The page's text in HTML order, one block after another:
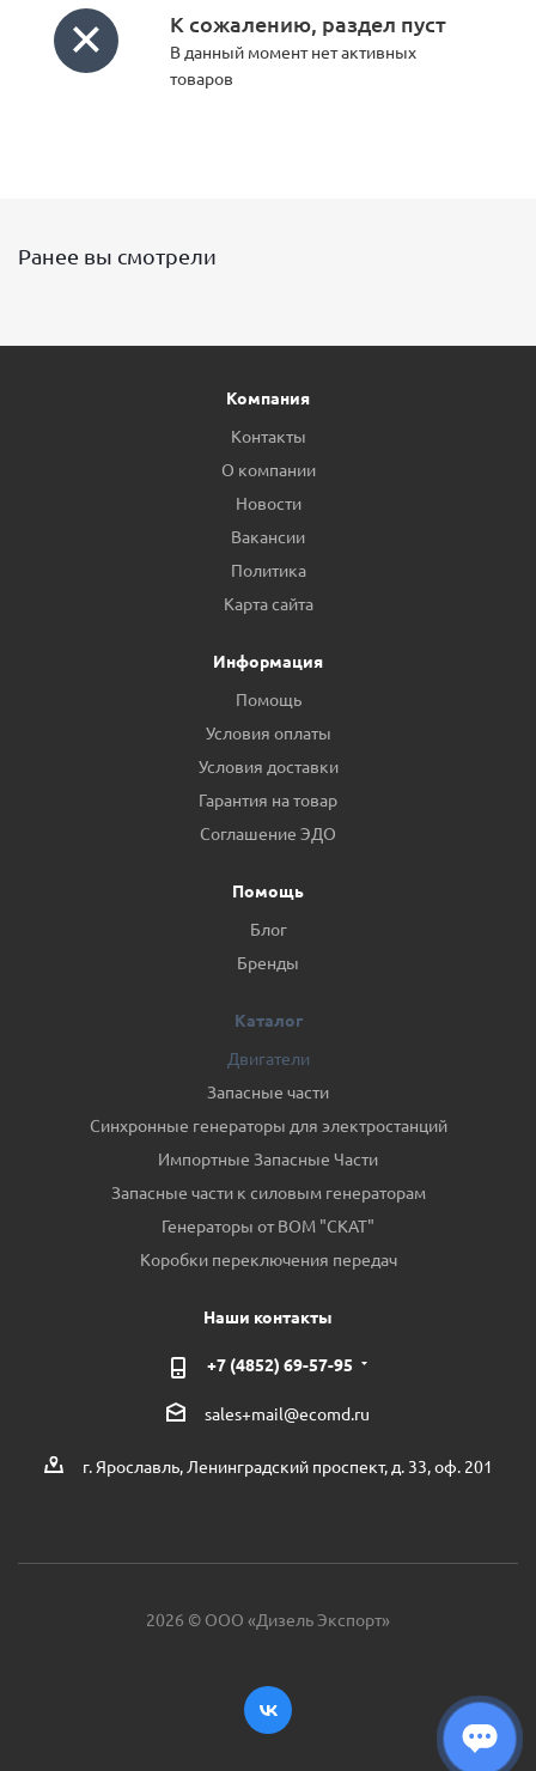
К сожалению, раздел пуст
В данный момент нет активных
товаров
Ранее вы смотрели
Компания
Контакты
О компании
Новости
Вакансии
Политика
Карта сайта
Информация
Помощь
Условия оплаты
Условия доставки
Гарантия на товар
Соглашение ЭДО
Помощь
Блог
Бренды
Каталог
Двигатели
Запасные части
Синхронные генераторы для электростанций
Импортные Запасные Части
Запасные части к силовым генераторам
Генераторы от ВОМ "СКАТ"
Коробки переключения передач
Наши контакты
+7 (4852) 69-57-95
sales+mail@ecomd.ru
г. Ярославль, Ленинградский проспект, д. 33, оф. 201
2026 © ООО «Дизель Экспорт»